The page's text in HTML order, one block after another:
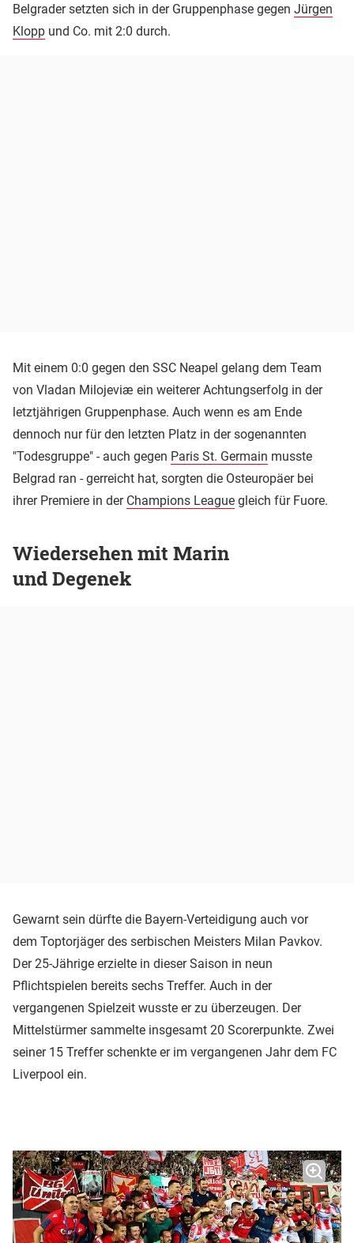
Belgrader setzten sich in der Gruppenphase gegen Jürgen
Klopp und Co. mit 2:0 durch.
Mit einem 0:0 gegen den SSC Neapel gelang dem Team
von Vladan Milojeviæ ein weiterer Achtungserfolg in der
letztjährigen Gruppenphase. Auch wenn es am Ende
dennoch nur für den letzten Platz in der sogenannten
"Todesgruppe" - auch gegen Paris St. Germain musste
Belgrad ran - gerreicht hat, sorgten die Osteuropäer bei
ihrer Premiere in der Champions League gleich für Fuore.
Wiedersehen mit Marin
und Degenek
Gewarnt sein dürfte die Bayern-Verteidigung auch vor
dem Toptorjäger des serbischen Meisters Milan Pavkov.
Der 25-Jährige erzielte in dieser Saison in neun
Pflichtspielen bereits sechs Treffer. Auch in der
vergangenen Spielzeit wusste er zu überzeugen. Der
Mittelstürmer sammelte insgesamt 20 Scorerpunkte. Zwei
seiner 15 Treffer schenkte er im vergangenen Jahr dem FC
Liverpool ein.